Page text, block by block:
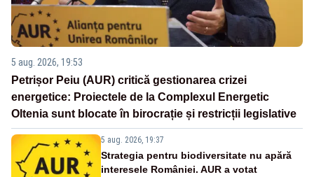
5 aug. 2026, 19:53
Petrișor Peiu (AUR) critică gestionarea crizei
energetice: Proiectele de la Complexul Energetic
Oltenia sunt blocate în birocrație și restricții legislative
5 aug. 2026, 19:37
Strategia pentru biodiversitate nu apără
interesele României. AUR a votat